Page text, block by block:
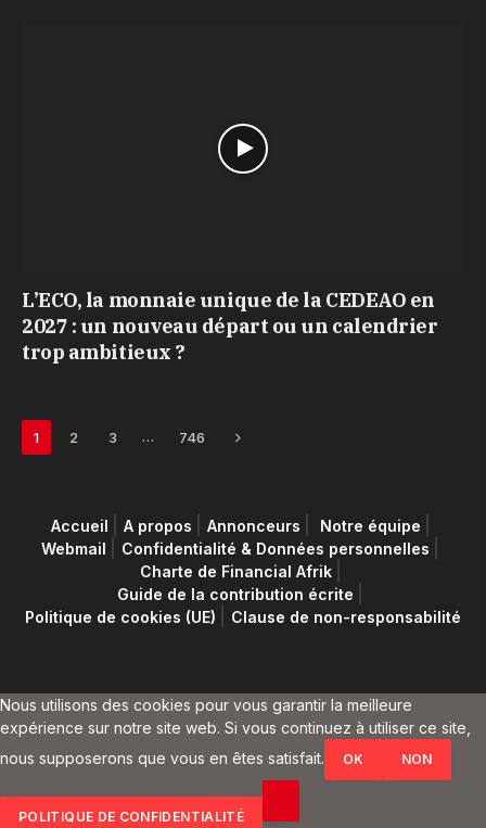
L’ECO, la monnaie unique de la CEDEAO en
2027 : un nouveau départ ou un calendrier
trop ambitieux ?
1 2 3 … 746 Next
Accueil A propos Annonceurs
Notre équipe
Webmail
Confidentialité & Données personnelles
Charte de Financial Afrik
Guide de la contribution écrite
Politique de cookies (UE)
Clause de non-responsabilité
Nous utilisons des cookies pour vous garantir la meilleure
expérience sur notre site web. Si vous continuez à utiliser ce site,
nous supposerons que vous en êtes satisfait.
OK NON
POLITIQUE DE CONFIDENTIALITÉ